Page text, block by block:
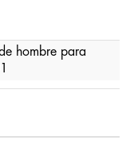
hombre para